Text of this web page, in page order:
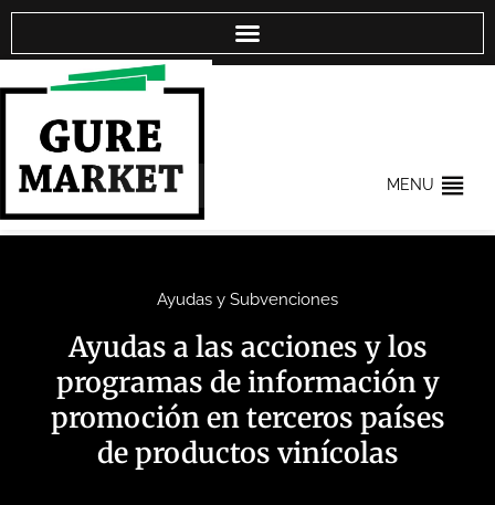
MENU
Ayudas y Subvenciones
Ayudas a las acciones y los
programas de información y
promoción en terceros países
de productos vinícolas